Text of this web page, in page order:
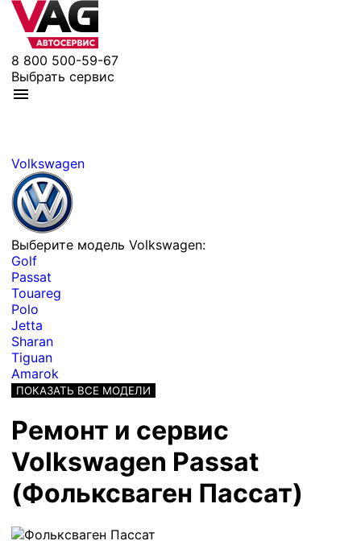
8 800 500-59-67
Выбрать сервис
Volkswagen
Выберите модель Volkswagen:
Golf
Passat
Touareg
Polo
Jetta
Sharan
Tiguan
Amarok
ПОКАЗАТЬ ВСЕ МОДЕЛИ
Ремонт и сервис
Volkswagen Passat
(Фольксваген Пассат)